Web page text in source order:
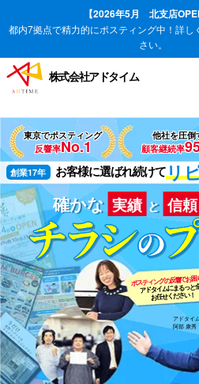
【2026年5月 北支店
都内7拠点で精力的にポスティング中！詳し
さい。
株式会社アドタイム
東京でポスティング
反響率No.1
他社を圧倒
顧客継続率
創業17年 お客様に選ばれ続けてリ
確かな 実績 と 信頼
アドタイ
阿部 康秀
ポスティングの反響でお
アドタイムにまるっと
お任せください！